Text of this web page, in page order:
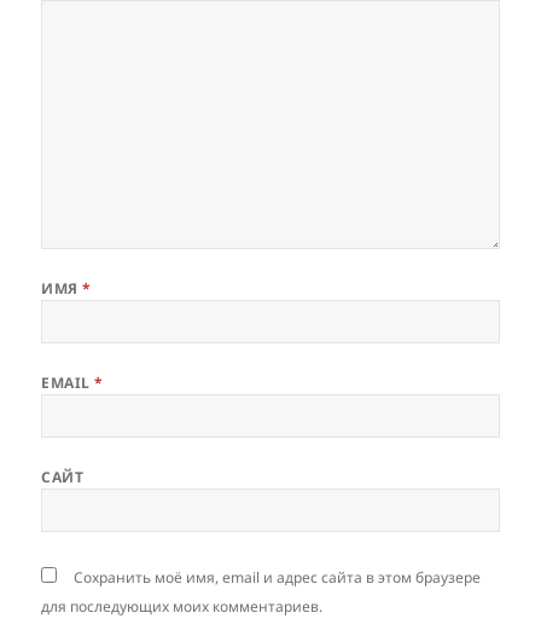
ИМЯ*
EMAIL*
САЙТ
Сохранить моё имя, email и адрес сайта в этом браузере
для последующих моих комментариев.